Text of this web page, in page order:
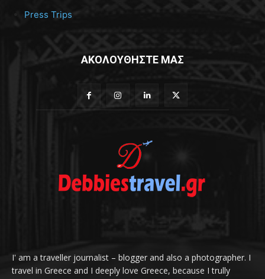
Press Trips
ΑΚΟΛΟΥΘΗΣΤΕ ΜΑΣ
I' am a traveller journalist – blogger and also a photographer. I
travel in Greece and I deeply love Greece, because I trully